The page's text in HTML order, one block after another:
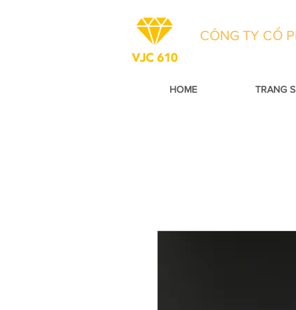
CÔNG TY CỔ
HOME TRANG